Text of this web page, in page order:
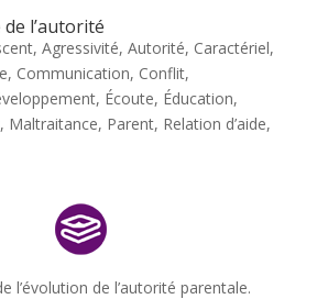
l’autorité
, Agressivité, Autorité, Caractériel,
, Communication, Conflit,
, Écoute, Éducation,
, Maltraitance, Parent, Relation d’aide,
l’évolution de l’autorité parentale.